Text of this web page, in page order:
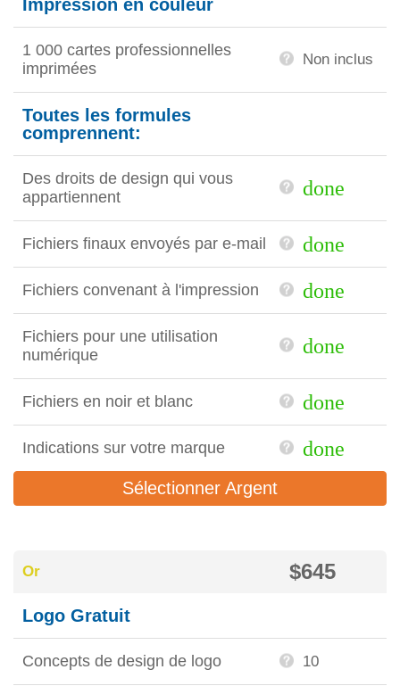
Impression en couleur
1 000 cartes professionnelles
imprimées
Non inclus
Toutes les formules
comprennent:
Des droits de design qui vous
appartiennent
done
Fichiers finaux envoyés par e-mail done
Fichiers convenant à l'impression done
Fichiers pour une utilisation
numérique
done
Fichiers en noir et blanc done
Indications sur votre marque done
Sélectionner Argent
Or $645
Logo Gratuit
Concepts de design de logo 10